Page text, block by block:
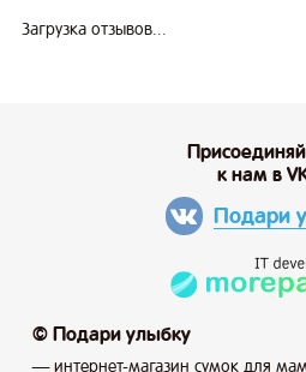
Загрузка отзывов...
© Подари улыбку
— интернет-магазин сумок для
к нам в
Подари